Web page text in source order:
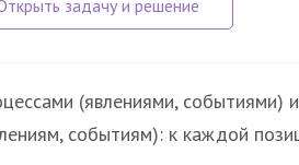
(явлениями, событиями)
событиям): к каждой